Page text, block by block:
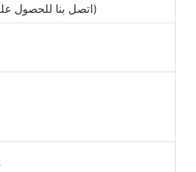
(اتصل بنا للحصول